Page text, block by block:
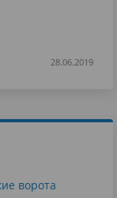
28.06.2019
ворота